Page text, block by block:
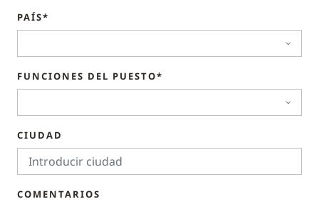
PAÍS*
FUNCIONES DEL PUESTO*
CIUDAD
COMENTARIOS